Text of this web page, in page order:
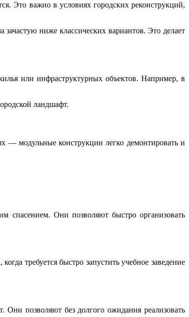
Это важно в условиях городских реконструкций,
ниже классических вариантов. Это делает
или инфраструктурных объектов. Например, в
ландшафт.
— модульные конструкции легко демонтировать и
спасением. Они позволяют быстро организовать
требуется быстро запустить учебное заведение
позволяют без долгого ожидания реализовать